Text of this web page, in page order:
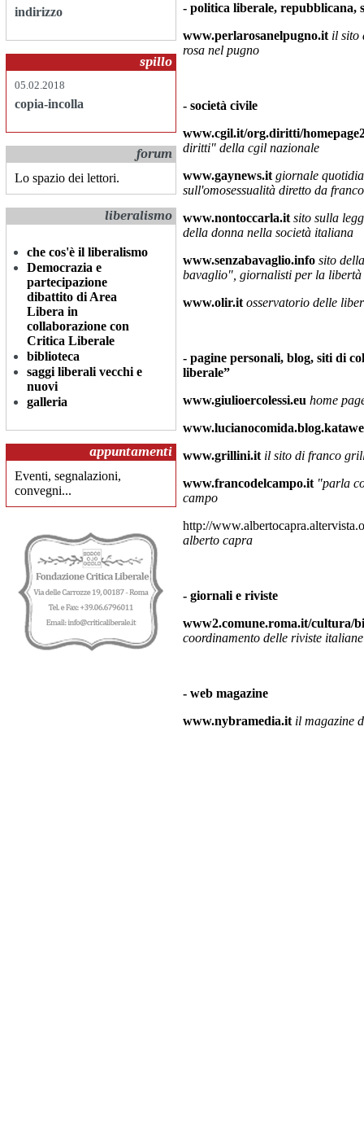
indirizzo
spillo
05.02.2018
copia-incolla
forum
Lo spazio dei lettori.
liberalismo
che cos'è il liberalismo
Democrazia e
partecipazione
dibattito di Area
Libera in
collaborazione con
Critica Liberale
biblioteca
saggi liberali vecchi e
nuovi
galleria
appuntamenti
Eventi, segnalazioni,
convegni...
- politica liberale, repubblicana,
www.perlarosanelpugno.it il sito
rosa nel pugno
- società civile
www.cgil.it/org.diritti/
diritti" della cgil nazionale
www.gaynews.it giornale
sull'omosessualità diretto da
www.nontoccarla.it sito sulla
della donna nella società italiana
www.senzabavaglio.info sito
bavaglio", giornalisti per la libertà
www.olir.it osservatorio delle
- pagine personali, blog, siti di
liberale”
www.giulioercolessi.eu home
www.
www.grillini.it il sito di franco
www.francodelcampo.it "parla
campo
http://
alberto capra
- giornali e riviste
www2.comune.roma.it/cultura/
coordinamento delle riviste
- web magazine
www.nybramedia.it il magazine